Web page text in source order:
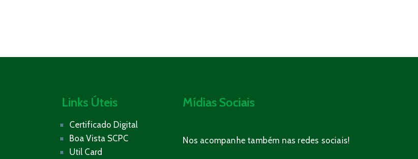
Links Úteis
Certificado Digital
Boa Vista SCPC
Util Card
Mídias Sociais
Nos acompanhe também nas redes sociais!